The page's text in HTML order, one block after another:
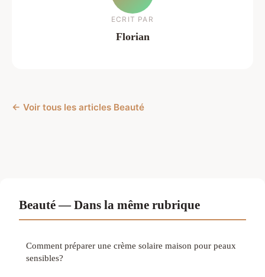
ECRIT PAR
Florian
← Voir tous les articles Beauté
Beauté — Dans la même rubrique
Comment préparer une crème solaire maison pour peaux
sensibles?